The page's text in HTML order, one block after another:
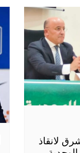
لانقاذ